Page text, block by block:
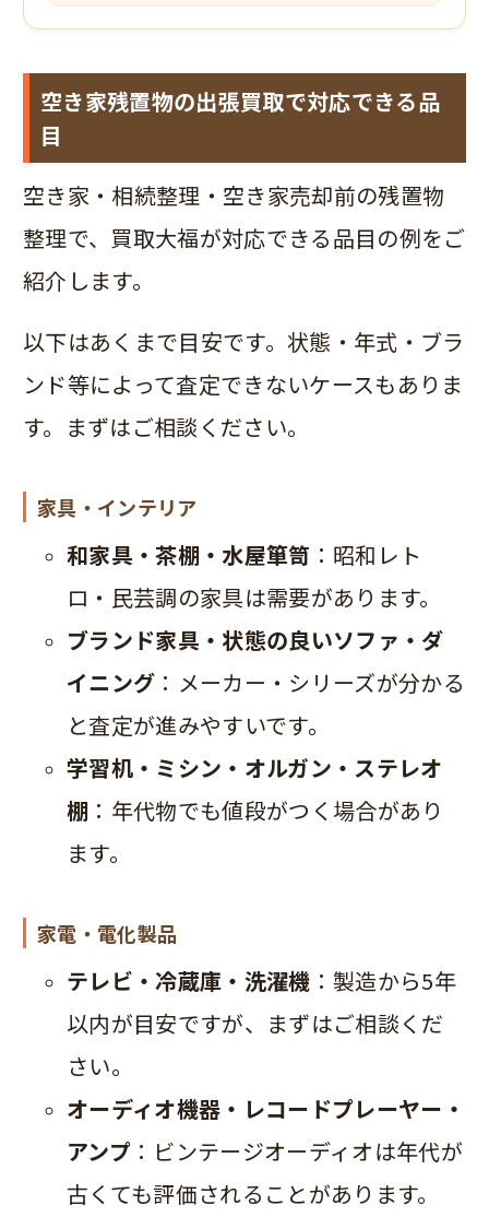
空き家残置物の出張買取で対応できる品
目
空き家・相続整理・空き家売却前の残置物
整理で、買取大福が対応できる品目の例をご
紹介します。
以下はあくまで目安です。状態・年式・ブラ
ンド等によって査定できないケースもありま
す。まずはご相談ください。
家具・インテリア
和家具・茶棚・水屋箪笥 ：昭和レト
ロ・民芸調の家具は需要があります。
ブランド家具・状態の良いソファ・ダ
イニング ：メーカー・シリーズが分かる
と査定が進みやすいです。
学習机・ミシン・オルガン・ステレオ
棚 ：年代物でも値段がつく場合があり
ます。
家電・電化製品
テレビ・冷蔵庫・洗濯機 ：製造から5年
以内が目安ですが、まずはご相談くだ
さい。
オーディオ機器・レコードプレーヤー・
アンプ ：ビンテージオーディオは年代が
古くても評価されることがあります。